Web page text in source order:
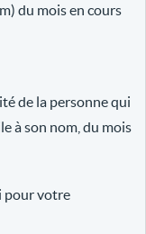
du mois en cours
de la personne qui
à son nom, du mois
pour votre